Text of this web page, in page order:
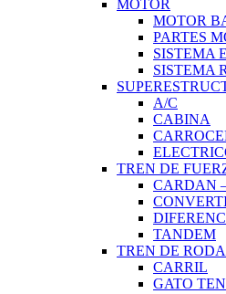
MOTOR
MOTOR
PARTES
SISTEMA
SISTEMA
A/C
CABINA
TREN DE
CARDAN
TANDEM
TREN DE
CARRIL
GATO